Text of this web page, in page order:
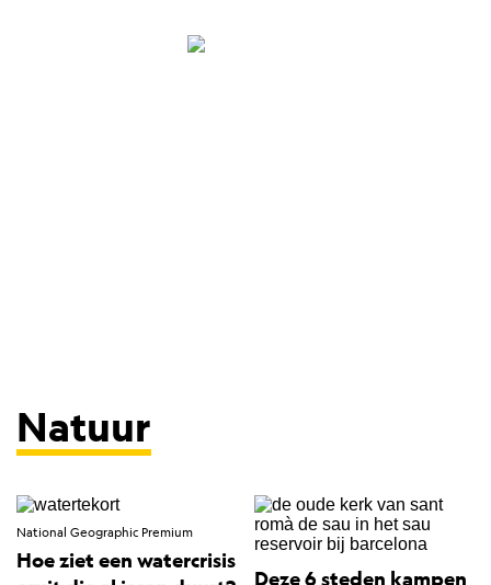
Natuur
National Geographic Premium
Hoe ziet een watercrisis
Deze 6 steden kampen